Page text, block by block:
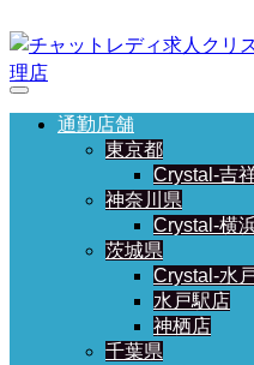
通勤店舗
東京都
Crystal-吉
神奈川県
Crystal-横
茨城県
Crystal-水
水戸駅店
神栖店
千葉県